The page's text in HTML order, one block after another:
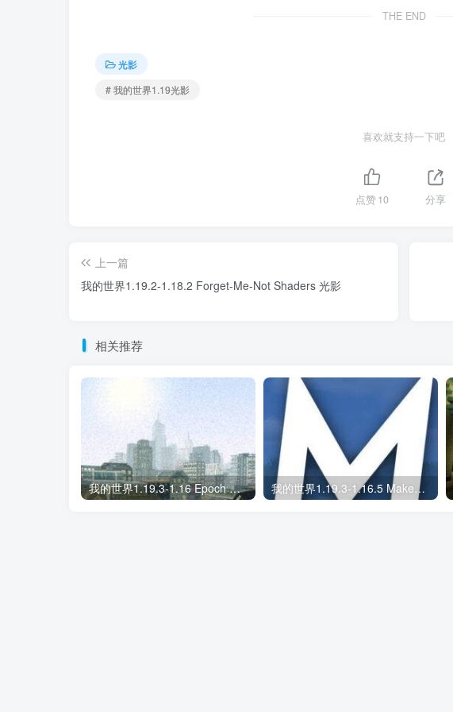
THE END
光影
# 我的世界1.19光影
喜欢就支持一下吧
点赞10 分享
上一篇
我的世界1.19.2-1.18.2 Forget-Me-Not Shaders 光影
相关推荐
我的世界1.19.3-1.16 Epoch 光影 我的世界1.19.3-1.16.5 MakeUp – Ultra Fast 光影